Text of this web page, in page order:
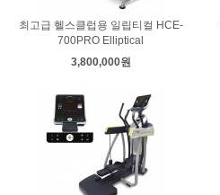
최고급 헬스클럽용 일립티컬 HCE-
700PRO Elliptical
3,800,000원